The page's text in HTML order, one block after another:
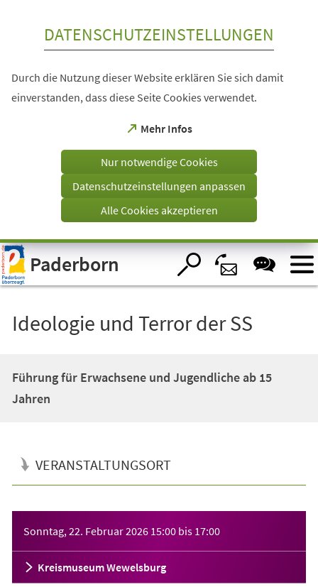
Visuelle
Assistenzsoftware
öffnen.
DATENSCHUTZEINSTELLUNGEN
Durch die Nutzung dieser Website erklären Sie sich damit
einverstanden, dass diese Seite Cookies verwendet.
Mehr Infos
(Öffnet
einem
Tab)
Nur notwendige Cookies
Datenschutzeinstellungen anpassen
Alle Cookies akzeptieren
Paderborn
Ideologie und Terror der SS
Führung für Erwachsene und Jugendliche ab 15
Jahren
VERANSTALTUNGSORT
Sonntag, 22. Februar 2026 15:00 bis 17:00
Kreismuseum Wewelsburg